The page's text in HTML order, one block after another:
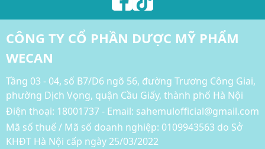
CÔNG TY CỔ PHẦN DƯỢC MỸ PHẨM
WECAN
Tầng 03 - 04, số B7/D6 ngõ 56, đường Trương Công Giai,
phường Dịch Vọng, quận Cầu Giấy, thành phố Hà Nội
Điện thoại: 18001737 - Email: sahemulofficial@gmail.com
Mã số thuế / Mã số doanh nghiệp: 0109943563 do Sở
KHĐT Hà Nội cấp ngày 25/03/2022